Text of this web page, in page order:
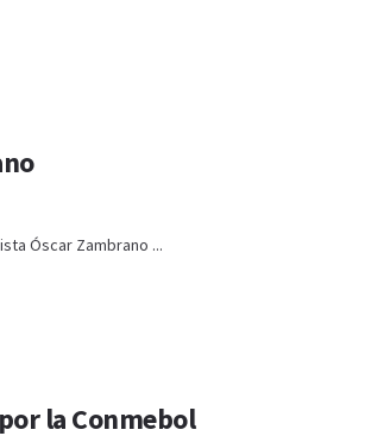
Óscar Zambrano ...
la Conmebol